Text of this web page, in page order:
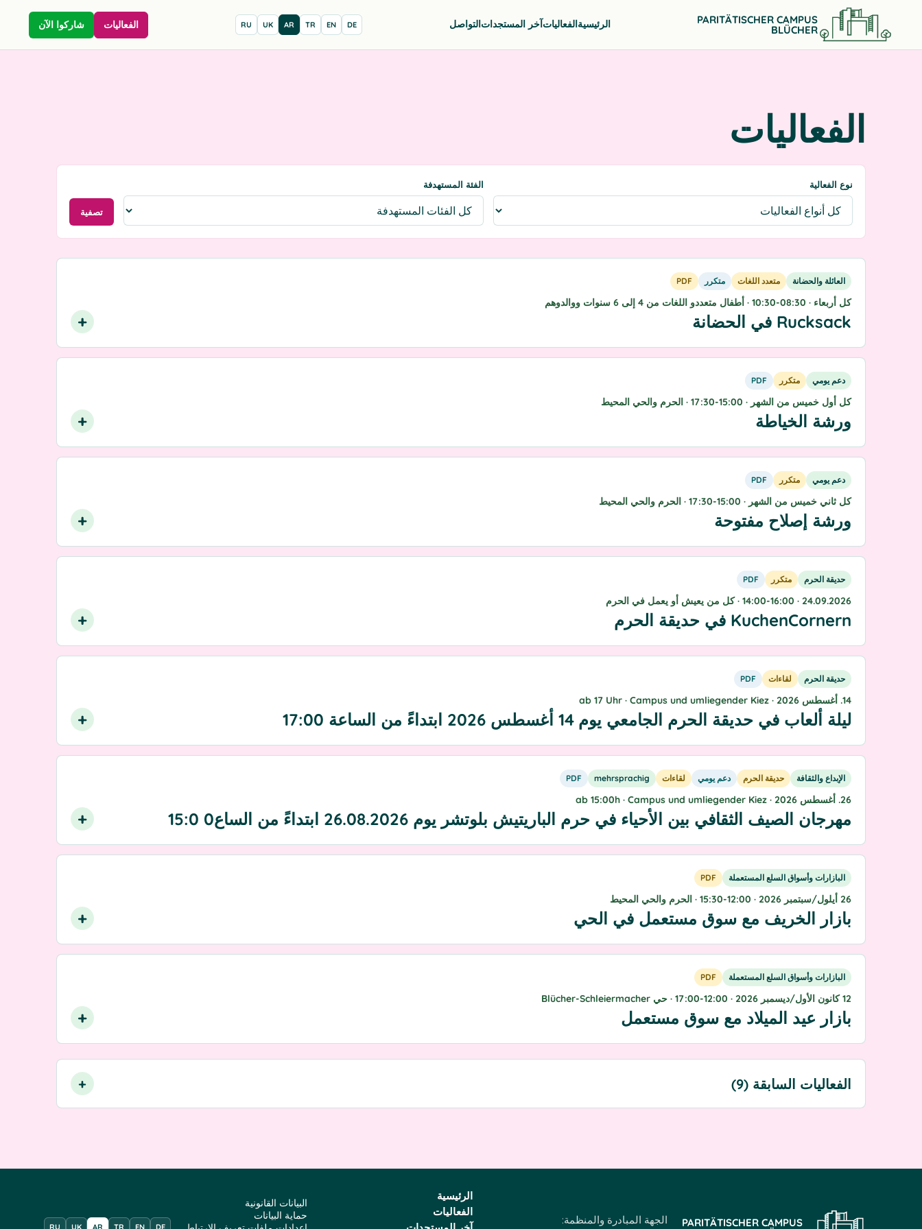
PARITÄTISCHER CAMPUS
BLÜCHER الرئيسيةالفعالياتآخر المستجداتالتواصل DE
EN
TR
AR
UK
RU الفعاليات شاركوا الآن
الفعاليات
نوع الفعالية الفئة المستهدفة
تصفية
العائلة والحضانة متعدد اللغات متكرر PDF
كل أربعاء · 08:30-10:30 · أطفال متعددو اللغات من 4 إلى 6 سنوات ووالدوهم
Rucksack في الحضانة
دعم يومي متكرر PDF
كل أول خميس من الشهر · 15:00-17:30 · الحرم والحي المحيط
ورشة الخياطة
دعم يومي متكرر PDF
كل ثاني خميس من الشهر · 15:00-17:30 · الحرم والحي المحيط
ورشة إصلاح مفتوحة
حديقة الحرم متكرر PDF
24.09.2026 · 14:00-16:00 · كل من يعيش أو يعمل في الحرم
KuchenCornern في حديقة الحرم
حديقة الحرم لقاءات PDF
14. أغسطس 2026 · ab 17 Uhr · Campus und umliegender Kiez
ليلة ألعاب في حديقة الحرم الجامعي يوم 14 أغسطس 2026 ابتداءً من الساعة 17:00
الإبداع والثقافة حديقة الحرم دعم يومي لقاءات mehrsprachig
PDF
26. أغسطس 2026 · ab 15:00h · Campus und umliegender Kiez
مهرجان الصيف الثقافي بين الأحياء في حرم الباريتيش بلوتشر يوم 26.08.2026 ابتداءً من الساع0 15:0
البازارات وأسواق السلع المستعملة PDF
26 أيلول/سبتمبر 2026 · 12:00-15:30 · الحرم والحي المحيط
بازار الخريف مع سوق مستعمل في الحي
البازارات وأسواق السلع المستعملة PDF
12 كانون الأول/ديسمبر 2026 · 12:00-17:00 · حي Blücher-Schleiermacher
بازار عيد الميلاد مع سوق مستعمل
الفعاليات السابقة (9)
PARITÄTISCHER CAMPUS
الجهة المبادرة والمنظمة:
الرئيسية
الفعاليات
البيانات القانونية
حماية البيانات
DE
EN
TR
AR
UK
RU